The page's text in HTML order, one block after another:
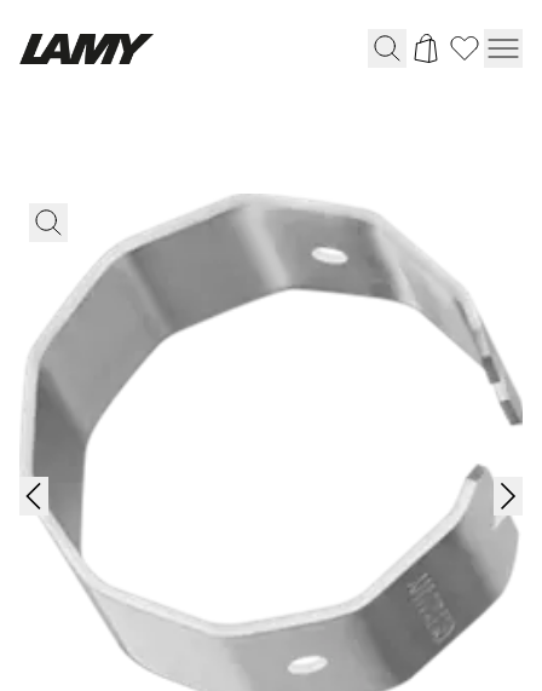
Stylo-bille
Stylo à pression/à vis
Roller
Stylo multi-système
Digital Writing
Pour Android
Peinture et Dessiner
Aquarelle
Crayons de couleur
Accessoires